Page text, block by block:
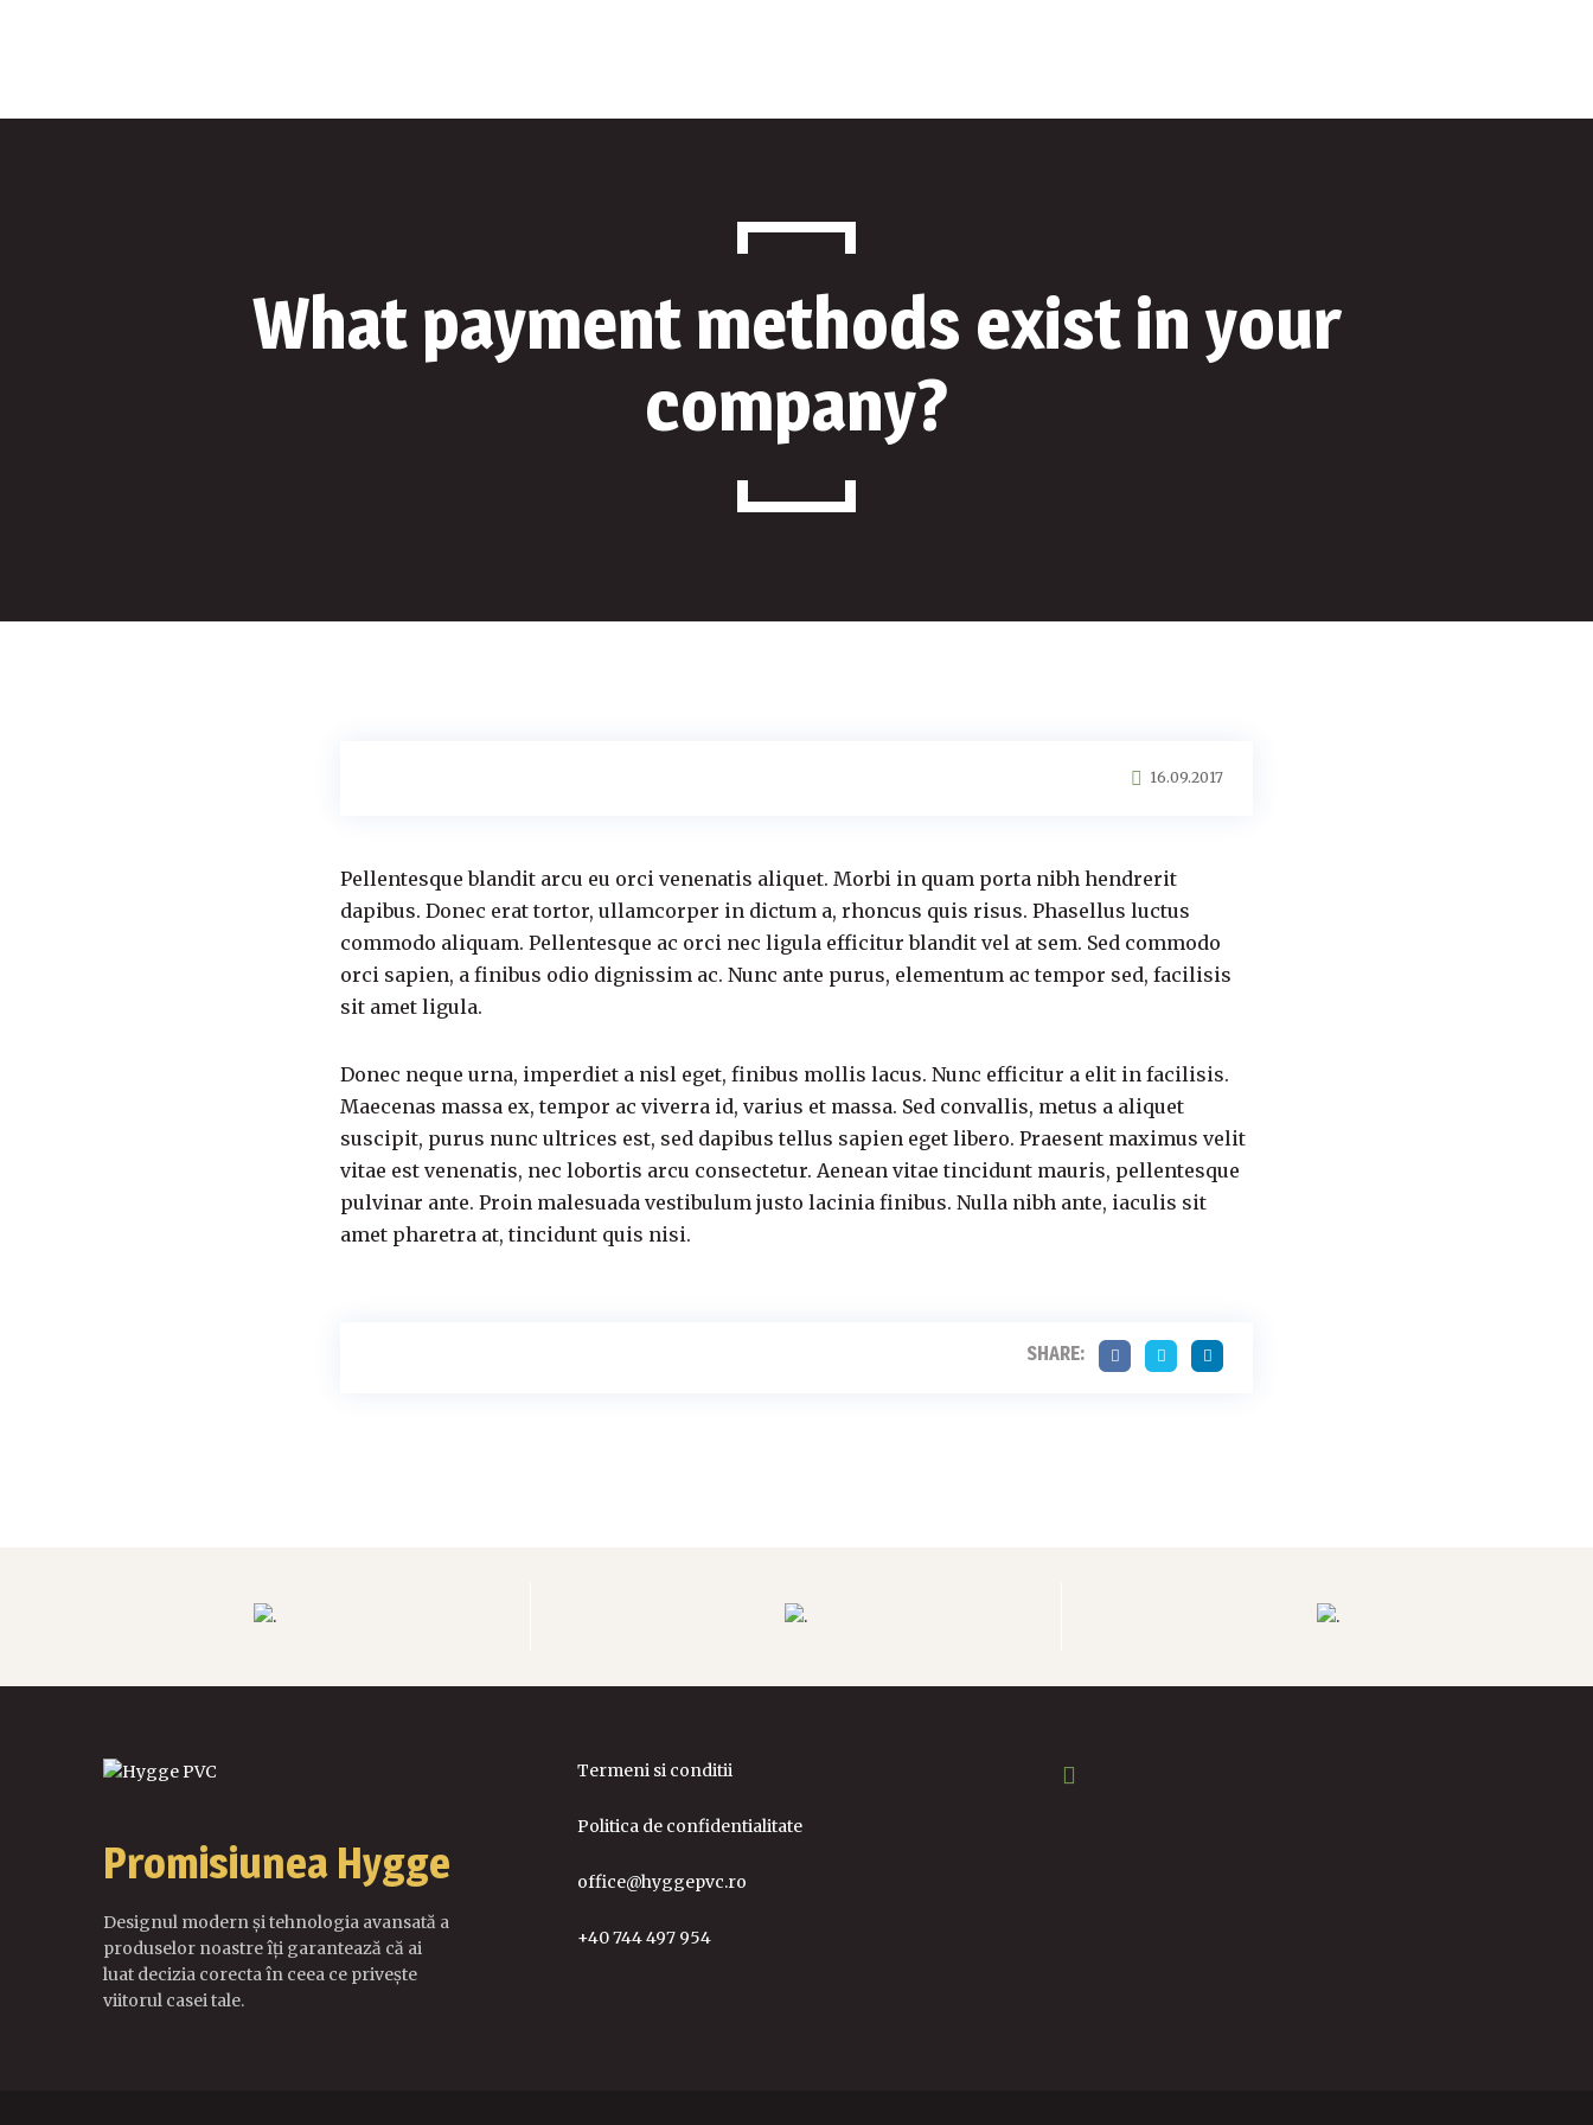
Produse Despre Noi Parteneri Contact L - V : 9:00 - 17:00
What payment methods exist in your
company?
16.09.2017
Pellentesque blandit arcu eu orci venenatis aliquet. Morbi in quam porta nibh hendrerit
dapibus. Donec erat tortor, ullamcorper in dictum a, rhoncus quis risus. Phasellus luctus
commodo aliquam. Pellentesque ac orci nec ligula efficitur blandit vel at sem. Sed commodo
orci sapien, a finibus odio dignissim ac. Nunc ante purus, elementum ac tempor sed, facilisis
sit amet ligula.
Donec neque urna, imperdiet a nisl eget, finibus mollis lacus. Nunc efficitur a elit in facilisis.
Maecenas massa ex, tempor ac viverra id, varius et massa. Sed convallis, metus a aliquet
suscipit, purus nunc ultrices est, sed dapibus tellus sapien eget libero. Praesent maximus velit
vitae est venenatis, nec lobortis arcu consectetur. Aenean vitae tincidunt mauris, pellentesque
pulvinar ante. Proin malesuada vestibulum justo lacinia finibus. Nulla nibh ante, iaculis sit
amet pharetra at, tincidunt quis nisi.
SHARE:
Promisiunea Hygge
Designul modern și tehnologia avansată a
produselor noastre îți garantează că ai
luat decizia corecta în ceea ce privește
viitorul casei tale.
Termeni si conditii
Politica de confidentialitate
office@hyggepvc.ro
+40 744 497 954